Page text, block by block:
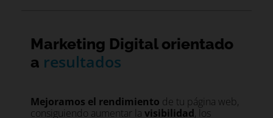
Marketing Digital orientado
a resultados
Mejoramos el rendimiento de tu página web,
consiguiendo aumentar la visibilidad, los